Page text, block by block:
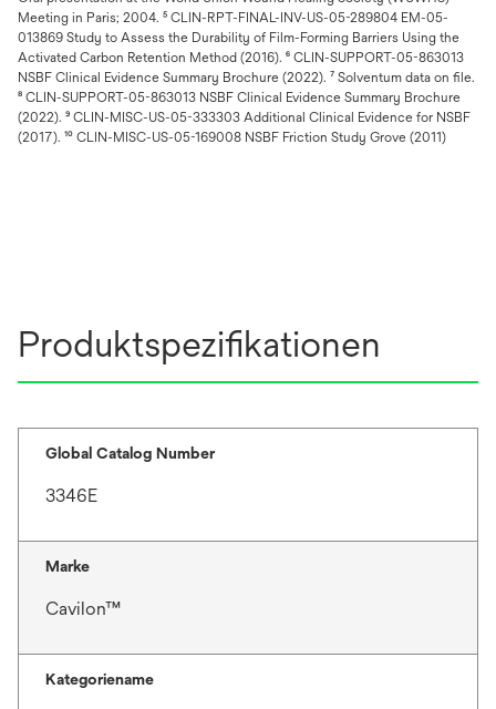
Meeting in Paris; 2004. ⁵ CLIN-RPT-FINAL-INV-US-05-289804 EM-05-
013869 Study to Assess the Durability of Film-Forming Barriers Using the
Activated Carbon Retention Method (2016). ⁶ CLIN-SUPPORT-05-863013
NSBF Clinical Evidence Summary Brochure (2022). ⁷ Solventum data on file.
⁸ CLIN-SUPPORT-05-863013 NSBF Clinical Evidence Summary Brochure
(2022). ⁹ CLIN-MISC-US-05-333303 Additional Clinical Evidence for NSBF
(2017). ¹⁰ CLIN-MISC-US-05-169008 NSBF Friction Study Grove (2011)
Produktspezifikationen
Global Catalog Number
3346E
Marke
Cavilon™
Kategoriename